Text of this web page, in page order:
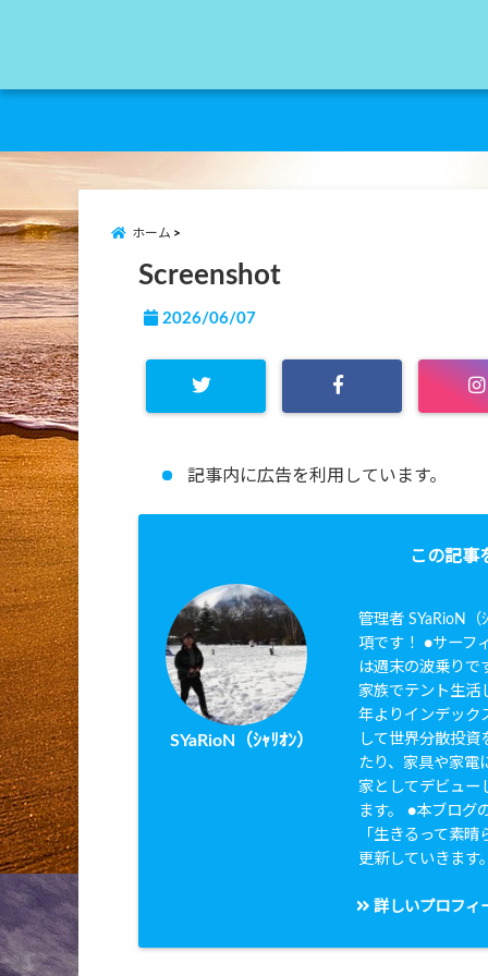
ホーム
Screenshot
2026/06/07
記事内に広告を利用しています。
この記事
SYaRioN（ｼｬﾘｵﾝ）
管理者 SYaRioN
項です！ ●サーフ
は週末の波乗りで
家族でテント生活
年よりインデック
して世界分散投
たり、家具や家電
家としてデビュー
ます。 ●本ブログ
「生きるって素
更新していきます
詳しいプロフィ